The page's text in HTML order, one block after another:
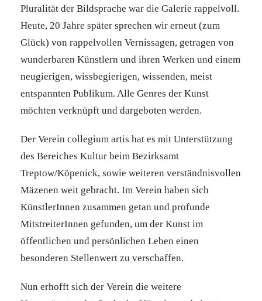
Pluralität der Bildsprache war die Galerie rappelvoll.
Heute, 20 Jahre später sprechen wir erneut (zum
Glück) von rappelvollen Vernissagen, getragen von
wunderbaren Künstlern und ihren Werken und einem
neugierigen, wissbegierigen, wissenden, meist
entspannten Publikum. Alle Genres der Kunst
möchten verknüpft und dargeboten werden.
Der Verein collegium artis hat es mit Unterstützung
des Bereiches Kultur beim Bezirksamt
Treptow/Köpenick, sowie weiteren verständnisvollen
Mäzenen weit gebracht. Im Verein haben sich
KünstlerInnen zusammen getan und profunde
MitstreiterInnen gefunden, um der Kunst im
öffentlichen und persönlichen Leben einen
besonderen Stellenwert zu verschaffen.
Nun erhofft sich der Verein die weitere